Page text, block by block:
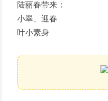
陆丽春带来：
小翠、迎春
叶小素身